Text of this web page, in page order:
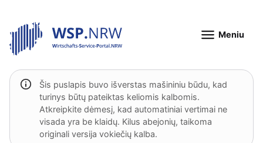
Meniu
Šis puslapis buvo išverstas mašininiu būdu, kad
turinys būtų pateiktas keliomis kalbomis.
Atkreipkite dėmesį, kad automatiniai vertimai ne
visada yra be klaidų. Kilus abejonių, taikoma
originali versija vokiečių kalba.